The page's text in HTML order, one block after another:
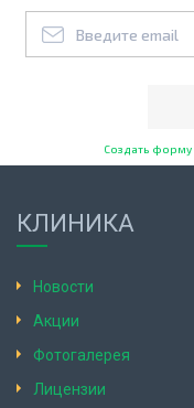
Создать форму
КЛИНИКА
Новости
Акции
Фотогалерея
Лицензии